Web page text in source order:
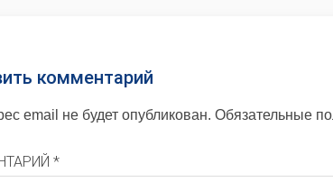
комментарий
email не будет опубликован. Обязательные
*